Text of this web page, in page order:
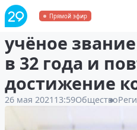
Прямой эфир
Учёный САФУ
учёное
в 32 года и
достижение
26 мая 2021 13:59Общество